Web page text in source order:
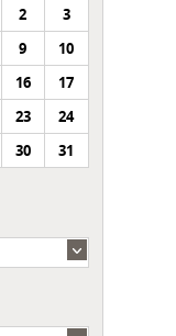
2
3
9
10
16
17
23
24
30 31